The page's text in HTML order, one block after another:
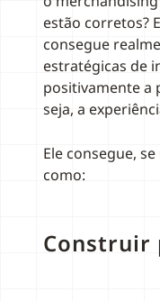
estão corretos?
consegue
estratégicas de
positivamente a
seja, a
Ele consegue,
como:
Construir